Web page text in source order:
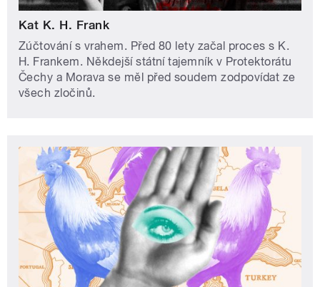
Kat K. H. Frank
Zúčtování s vrahem. Před 80 lety začal proces s K.
H. Frankem. Někdejší státní tajemník v Protektorátu
Čechy a Morava se měl před soudem zodpovídat ze
všech zločinů.